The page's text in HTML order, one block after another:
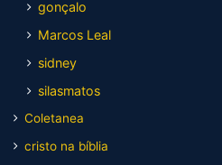
gonçalo
Marcos Leal
sidney
silasmatos
Coletanea
cristo na bíblia